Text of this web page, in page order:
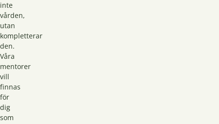
inte
vården,
utan
kompletterar
den.
Våra
mentorer
vill
finnas
för
dig
som